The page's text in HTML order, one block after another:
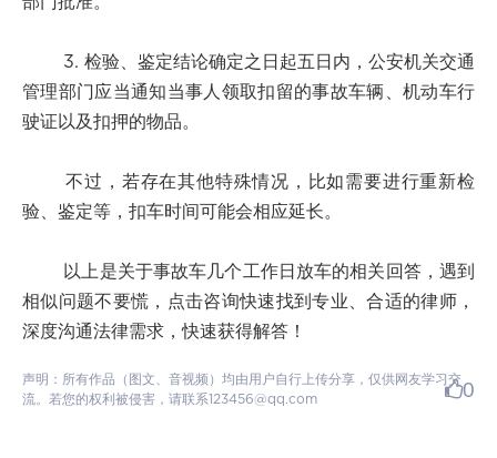
3. 检验、鉴定结论确定之日起五日内，公安机关交通
管理部门应当通知当事人领取扣留的事故车辆、机动车行
驶证以及扣押的物品。
不过，若存在其他特殊情况，比如需要进行重新检
验、鉴定等，扣车时间可能会相应延长。
以上是关于事故车几个工作日放车的相关回答，遇到
相似问题不要慌，点击咨询快速找到专业、合适的律师，
深度沟通法律需求，快速获得解答！
声明：所有作品（图文、音视频）均由用户自行上传分享，仅供网友学习交
流。若您的权利被侵害，请联系123456@qq.com
0